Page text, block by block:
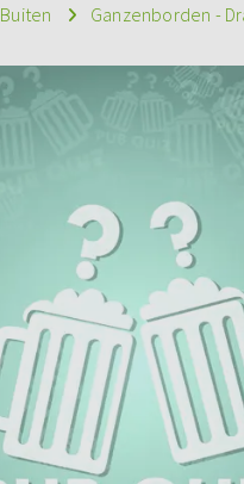
Buiten Ganzenborden -